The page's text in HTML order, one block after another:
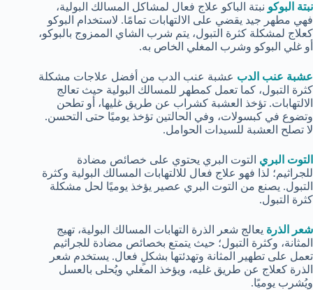
نبتة البوكو نبتة الباكو علاج فعال لمشاكل المسالك البولية،
فهي مطهر جيد يقضي على الالتهابات تمامًا. لاستخدام البوكو
كعلاج لمشكلة كثرة التبول، يتم شرب الشاي الممزوج بالبوكو،
أو غلي البوكو وشرب المغلي الخاص به.
عشبة عنب الدب عشبة عنب الدب من أفضل علاجات مشكلة
كثرة التبول، كما تعمل كمطهر للمسالك البولية حيث تعالج
الالتهابات. تؤخذ العشبة كشراب عن طريق غليها، أو تطحن
وتضوع في كبسولات، وفي الحالتين تؤخذ يوميًا حتى التحسن.
لا تصلح العشبة للسيدات الحوامل.
التوت البري التوت البري يحتوي على خصائص مضادة
للجراثيم؛ لذا فهو علاج فعال للالتهابات المسالك البولية وكثرة
التبول. يصنع من التوت البري عصير يؤخذ يوميًا لحل مشكلة
كثرة التبول.
شعر الذرة يعالج شعر الذرة التهابات المسالك البولية، تهيج
المثانة، وكثرة التبول؛ حيث يتمتع بخصائص مضادة للجراثيم
تعمل على تطهير المثانة وتهدئتها بشكلٍ فعال. يستخدم شعر
الذرة كعلاج عن طريق غليه، ويؤخذ المغلي ويُحلى بالعسل
ويُشرب يوميًا.